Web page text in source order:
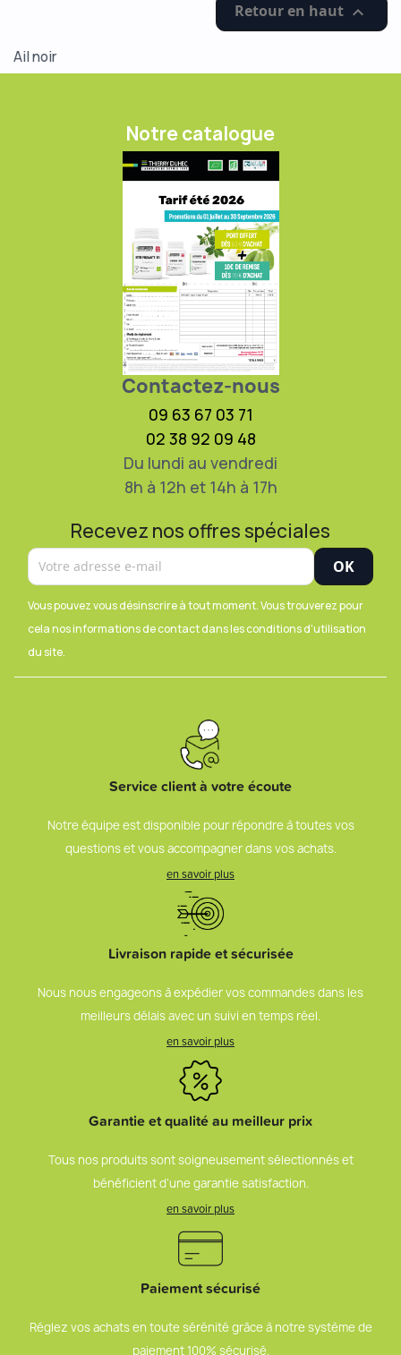
Retour en haut 
Ail noir
Notre catalogue
Contactez-nous
09 63 67 03 71
02 38 92 09 48
Du lundi au vendredi
8h à 12h et 14h à 17h
Recevez nos offres spéciales
Vous pouvez vous désinscrire à tout moment. Vous trouverez pour
cela nos informations de contact dans les conditions d'utilisation
du site.
Service client à votre écoute
Notre équipe est disponible pour répondre à toutes vos
questions et vous accompagner dans vos achats.
en savoir plus
Livraison rapide et sécurisée
Nous nous engageons à expédier vos commandes dans les
meilleurs délais avec un suivi en temps réel.
en savoir plus
Garantie et qualité au meilleur prix
Tous nos produits sont soigneusement sélectionnés et
bénéficient d’une garantie satisfaction.
en savoir plus
Paiement sécurisé
Réglez vos achats en toute sérénité grâce à notre système de
paiement 100% sécurisé.